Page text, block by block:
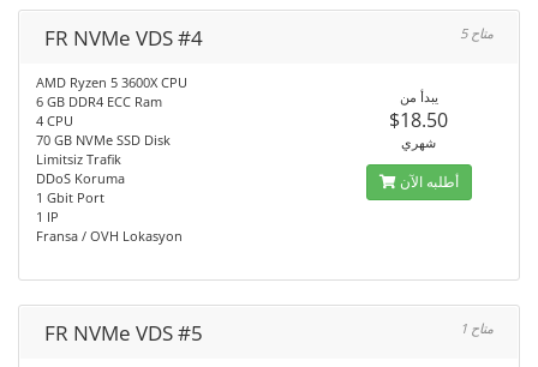
FR NVMe VDS #4 5 متاح
AMD Ryzen 5 3600X CPU
6 GB DDR4 ECC Ram
4 CPU
70 GB NVMe SSD Disk
Limitsiz Trafik
DDoS Koruma
1 Gbit Port
1 IP
Fransa / OVH Lokasyon
يبدأ من
$18.50
شهري
أطلبه الآن
FR NVMe VDS #5 1 متاح